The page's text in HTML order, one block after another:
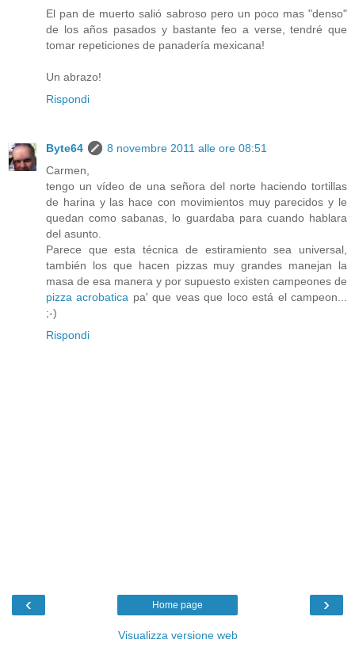
El pan de muerto salió sabroso pero un poco mas "denso"
de los años pasados y bastante feo a verse, tendré que
tomar repeticiones de panadería mexicana!
Un abrazo!
Rispondi
Byte64
8 novembre 2011 alle ore 08:51
Carmen,
tengo un vídeo de una señora del norte haciendo tortillas
de harina y las hace con movimientos muy parecidos y le
quedan como sabanas, lo guardaba para cuando hablara
del asunto.
Parece que esta técnica de estiramiento sea universal,
también los que hacen pizzas muy grandes manejan la
masa de esa manera y por supuesto existen campeones de
pizza acrobatica pa' que veas que loco está el campeon...
;-)
Rispondi
‹ ›
Home page
Visualizza versione web